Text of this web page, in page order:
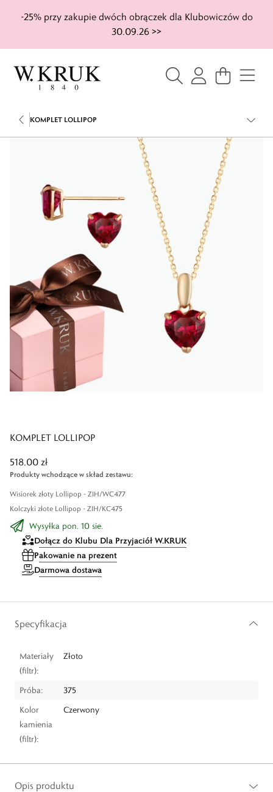
-25% przy zakupie dwóch obrączek dla Klubowiczów do
30.09.26 >>
KOMPLET LOLLIPOP
KOMPLET LOLLIPOP
518,00 zł
Produkty wchodzące w skład zestawu:
Wisiorek złoty Lollipop - ZIH/WC477
Kolczyki złote Lollipop - ZIH/KC475
Wysyłka pon. 10 sie.
Dołącz do Klubu Dla Przyjaciół W.KRUK
Pakowanie na prezent
Darmowa dostawa
Specyfikacja
Materiały
(filtr):
Złoto
Próba:
375
Kolor
kamienia
(filtr):
Czerwony
Opis produktu